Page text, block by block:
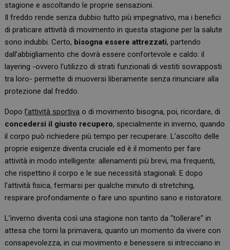
stagione e ascoltando le proprie sensazioni.
Il freddo rende senza dubbio tutto più impegnativo, ma i benefici
di praticare attività di movimento in questa stagione per la salute
sono indubbi. Certo, bisogna essere attrezzati, partendo
dall’abbigliamento che dovrà essere confortevole e caldo: il
layering -ovvero l’utilizzo di strati funzionali di vestiti sovrapposti
tra loro- permette di muoversi liberamente senza rinunciare alla
protezione dal freddo.
Dopol’attività sportiva o di movimento bisogna, poi, ricordare, di
concedersi il giusto recupero, specialmente in inverno, quando
il corpo può richiedere più tempo per recuperare. L’ascolto delle
proprie esigenze diventa cruciale ed è il momento per fare
attività in modo intelligente: allenamenti più brevi, ma frequenti,
che rispettino il corpo e le sue necessità stagionali. E dopo
l’attività fisica, fermarsi per qualche minuto di stretching,
respirare profondamente o fare uno spuntino sano e ristoratore.
L’inverno diventa così una stagione non tanto da “tollerare” in
attesa che torni la primavera, quanto un momento da vivere con
consapevolezza, in cui movimento e benessere si intrecciano in